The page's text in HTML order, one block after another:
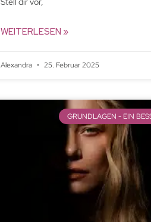
WEITERLESEN »
Alexandra 25. Februar 2025
GRUNDLAGEN - EIN